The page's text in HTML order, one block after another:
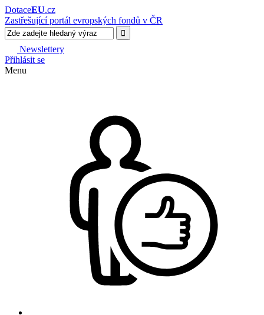
DotaceEU.cz
Zastřešující portál evropských fondů v ČR
Newslettery
Přihlásit se
Menu